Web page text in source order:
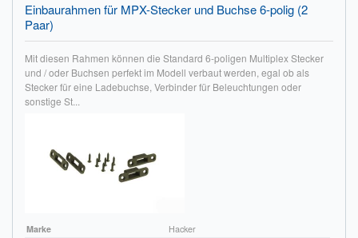
Einbaurahmen für MPX-Stecker und Buchse 6-polig (2
Paar)
Mit diesen Rahmen können die Standard 6-poligen Multiplex Stecker
und / oder Buchsen perfekt im Modell verbaut werden, egal ob als
Stecker für eine Ladebuchse, Verbinder für Beleuchtungen oder
sonstige St...
Marke
Hacker